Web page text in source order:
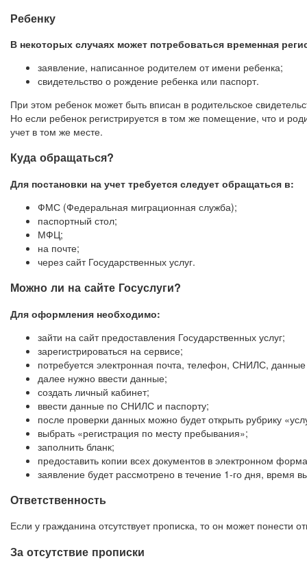
Ребенку
В некоторых случаях может потребоваться временная
заявление, написанное родителем от имени ребенка;
свидетельство о рождение ребенка или паспорт.
При этом ребенок может быть вписан в родительское
Но если ребенок регистрируется в том же помещение, что и
учет в том же месте.
Куда обращаться?
Для постановки на учет требуется следует обращаться в:
ФМС (Федеральная миграционная служба);
паспортный стол;
МФЦ;
на почте;
через сайт Государственных услуг.
Можно ли на сайте Госуслуги?
Для оформления необходимо:
зайти на сайт предоставления Государственных услуг;
зарегистрироваться на сервисе;
потребуется электронная почта, телефон, СНИЛС,
далее нужно ввести данные;
создать личный кабинет;
ввести данные по СНИЛС и паспорту;
после проверки данных можно будет открыть рубрику
выбрать «регистрация по месту пребывания»;
заполнить бланк;
предоставить копии всех документов в электронном
заявление будет рассмотрено в течение 1-го дня, время
Ответственность
Если у гражданина отсутствует прописка, то он может понести
За отсутствие прописки